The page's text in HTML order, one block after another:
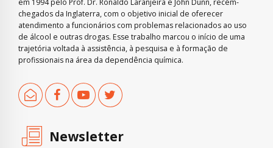
em 1994 pelo Prof. Dr. Ronaldo Laranjeira e John Dunn, recém-
chegados da Inglaterra, com o objetivo inicial de oferecer
atendimento a funcionários com problemas relacionados ao uso
de álcool e outras drogas. Esse trabalho marcou o início de uma
trajetória voltada à assistência, à pesquisa e à formação de
profissionais na área da dependência química.
Newsletter